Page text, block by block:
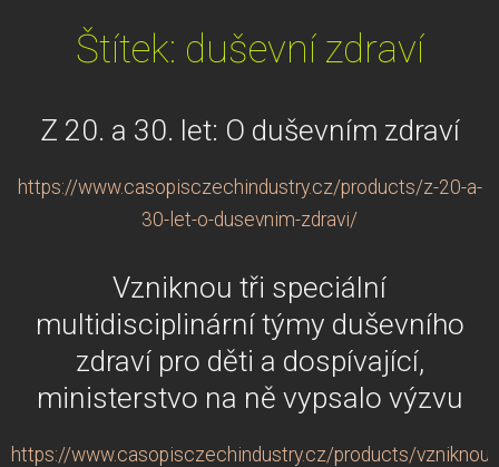
Štítek: duševní zdraví
Z 20. a 30. let: O duševním zdraví
https://www.casopisczechindustry.cz/products/z-20-a-
30-let-o-dusevnim-zdravi/
Vzniknou tři speciální
multidisciplinární týmy duševního
zdraví pro děti a dospívající,
ministerstvo na ně vypsalo výzvu
https://www.casopisczechindustry.cz/products/vzniknou-